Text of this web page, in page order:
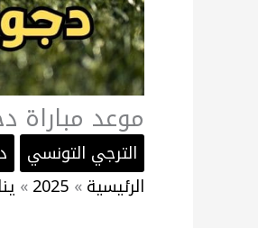
موعد مباراة
الترجي التونسي
الرئيسية
2025